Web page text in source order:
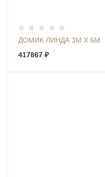
ДОМИК ЛИНДА 3М Х 6М
417867 ₽